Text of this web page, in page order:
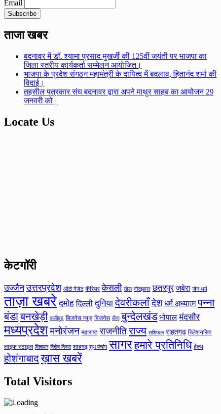
Email
ताजा खबर
बदनावर में डॉ. श्यामा प्रसाद मुखर्जी की 125वीं जयंती पर भाजपा का
जिला स्तरीय कार्यकर्ता सम्मेलन आयोजित।
भाजपा के प्रदेश संगठन महामंत्री के दायित्व में बदलाव, हितानंद शर्मा की
विदाई।
तहसील पत्रकार संघ बदनावर द्वारा अपने माथुर साहब का आयोजन 29
जनवरी को।
Locate Us
केटगॉरी
उज्जैन उत्तरप्रदेश ऑटो गैजेट कॅरियर केसली खेल गौरझामर छतरपुर जबेरा जैन धर्म
ताज़ा खबरे दमोह दिल्ली दुनिया देवरीकलाँदेश धर्म अध्यात्म पन्ना
बंडाबनखेड़ी बालीबुड बिजनेस न्यूज़ बिज़नेस बीना बुन्देलखंड भोपाल मंदसौर
मध्यप्रदेशमनोरंजन महाराष्ट राजनीतिराज्य राशिफल राहतगढ़ रिलेशनसिप
लाइफ स्टाइल विज्ञापन विशेष दिवस शाहगढ़ शुभ पंचांग सागरहमारे प्रतिनिधि हेल्थ
होशंगाबादख़ास खबरें
Total Visitors